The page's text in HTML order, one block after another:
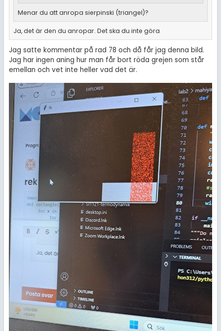
Menar du att anropa sierpinski (triangel)?
Ja, det är den du anropar. Det ska du inte göra
Jag satte kommentar på rad 78 och då får jag denna bild.
Jag har ingen aning hur man får bort röda grejen som står
emellan och vet inte heller vad det är.